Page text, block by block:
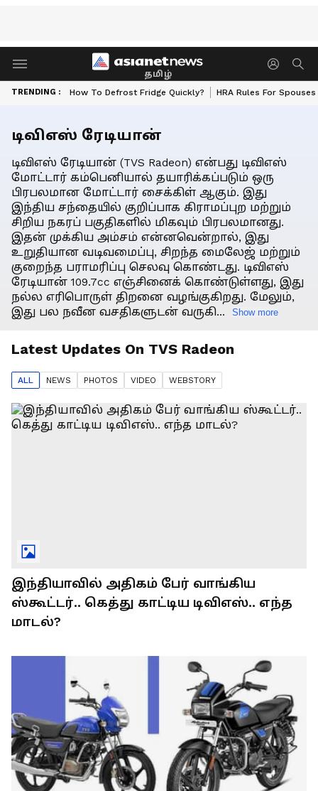
தமிழ்
TRENDING : How To Defrost Fridge Quickly? HRA Rules For Spouses
டிவிஎஸ் ரேடியான்
டிவிஎஸ் ரேடியான் (TVS Radeon) என்பது டிவிஎஸ்
மோட்டார் கம்பெனியால் தயாரிக்கப்படும் ஒரு
பிரபலமான மோட்டார் சைக்கிள் ஆகும். இது
இந்திய சந்தையில் குறிப்பாக கிராமப்புற மற்றும்
சிறிய நகரப் பகுதிகளில் மிகவும் பிரபலமானது.
இதன் முக்கிய அம்சம் என்னவென்றால், இது
உறுதியான வடிவமைப்பு, சிறந்த மைலேஜ் மற்றும்
குறைந்த பராமரிப்பு செலவு கொண்டது. டிவிஎஸ்
ரேடியான் 109.7cc எஞ்சினைக் கொண்டுள்ளது, இது
நல்ல எரிபொருள் திறனை வழங்குகிறது. மேலும்,
இது பல நவீன வசதிகளுடன் வருகி...
Show more
Latest Updates On TVS Radeon
ALL NEWS PHOTOS VIDEO WEBSTORY
இந்தியாவில் அதிகம் பேர் வாங்கிய
ஸ்கூட்டர்.. கெத்து காட்டிய டிவிஎஸ்.. எந்த
மாடல்?